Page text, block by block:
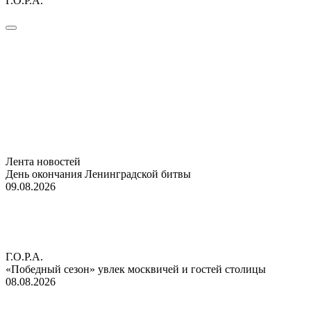
Лента новостей
День окончания Ленинградской битвы
09.08.2026
Г.О.Р.А.
«Победный сезон» увлек москвичей и гостей столицы
08.08.2026